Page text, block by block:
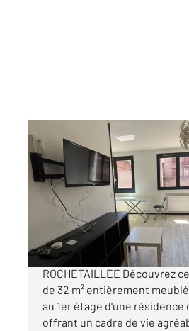
ST ETIENNE 42
35 m
, 2 pièces
Ref : 3567
Appartement Studio à
50 000 €
IDÉAL INVESTISSEURS /
ROCHETAILLEE Découvrez
de 32 m² entièrement
au 1er étage d'une résidence
offrant un cadre de vie